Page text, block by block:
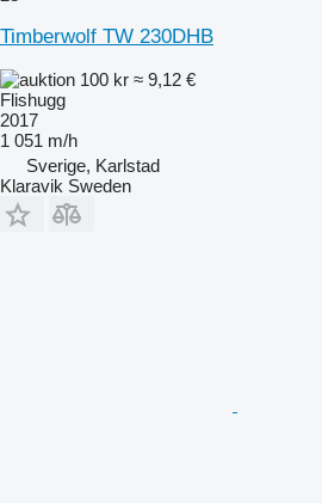
Timberwolf TW 230DHB
100 kr ≈ 9,12 €
Flishugg
2017
1 051 m/h
Sverige, Karlstad
Klaravik Sweden